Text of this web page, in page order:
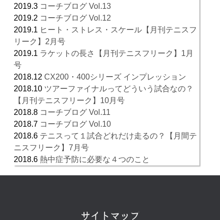
2019.3 コーチブログ Vol.13
2019.2 コーチブログ Vol.12
2019.1 ヒート・ストレス・スケール【月刊テニスフ
リーク】2月号
2019.1 ラケットの長さ【月刊テニスフリーク】1月
号
2018.12 CX200・400シリーズ インプレッション
2018.10 ツアーファイナルってどういう試合なの？
【月刊テニスフリーク】10月号
2018.8 コーチブログ Vol.11
2018.7 コーチブログ Vol.10
2018.6 テニスって１試合どれだけ走るの？【月間テ
ニスフリーク】7月号
2018.6 熱中症予防に必要な４つのこと
サイトマップ